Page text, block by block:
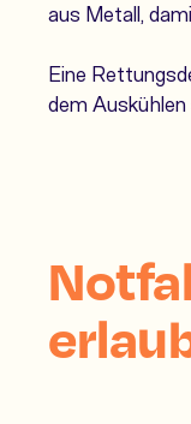
aus Metall,
Eine
dem